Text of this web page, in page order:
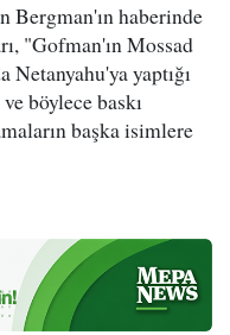
Bergman'ın haberinde
"Gofman'ın Mossad
Netanyahu'ya yaptığı
böylece baskı
başka isimlere